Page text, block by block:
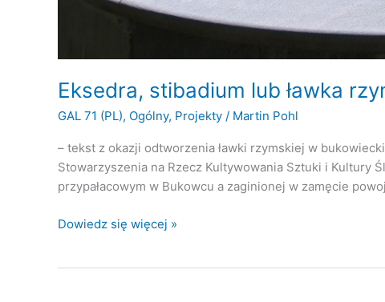
Eksedra, stibadium lub ławka
GAL 71 (PL), Ogólny, Projekty / Martin Pohl
– tekst z okazji odtworzenia ławki rzymskiej w
Stowarzyszenia na Rzecz Kultywowania Sztuki i Kultury
przypałacowym w Bukowcu a zaginionej w zamęcie
Eksedra,
Dowiedz się więcej »